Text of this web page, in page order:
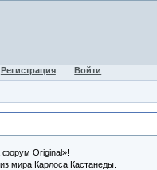
Регистрация Войти
форум Original»!
мира Карлоса Кастанеды.